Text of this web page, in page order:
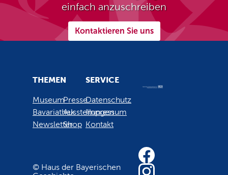
einfach anzuschreiben
Kontaktieren Sie uns
THEMEN
Museum
Bavariathek
Newsletter
Presse
Ausstellungen
Shop
SERVICE
Datenschutz
Impressum
Kontakt
© Haus der Bayerischen